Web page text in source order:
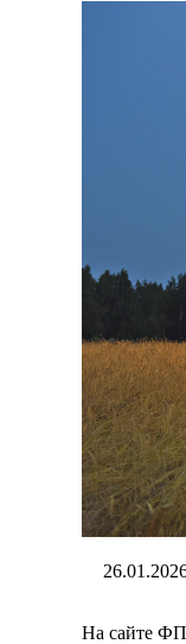
На сайте